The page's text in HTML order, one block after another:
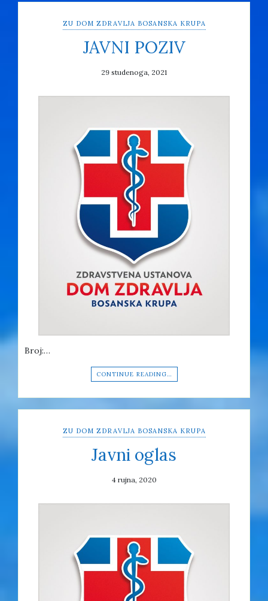
ZU DOM ZDRAVLJA BOSANSKA KRUPA
JAVNI POZIV
29 studenoga, 2021
Broj:…
CONTINUE READING…
ZU DOM ZDRAVLJA BOSANSKA KRUPA
Javni oglas
4 rujna, 2020